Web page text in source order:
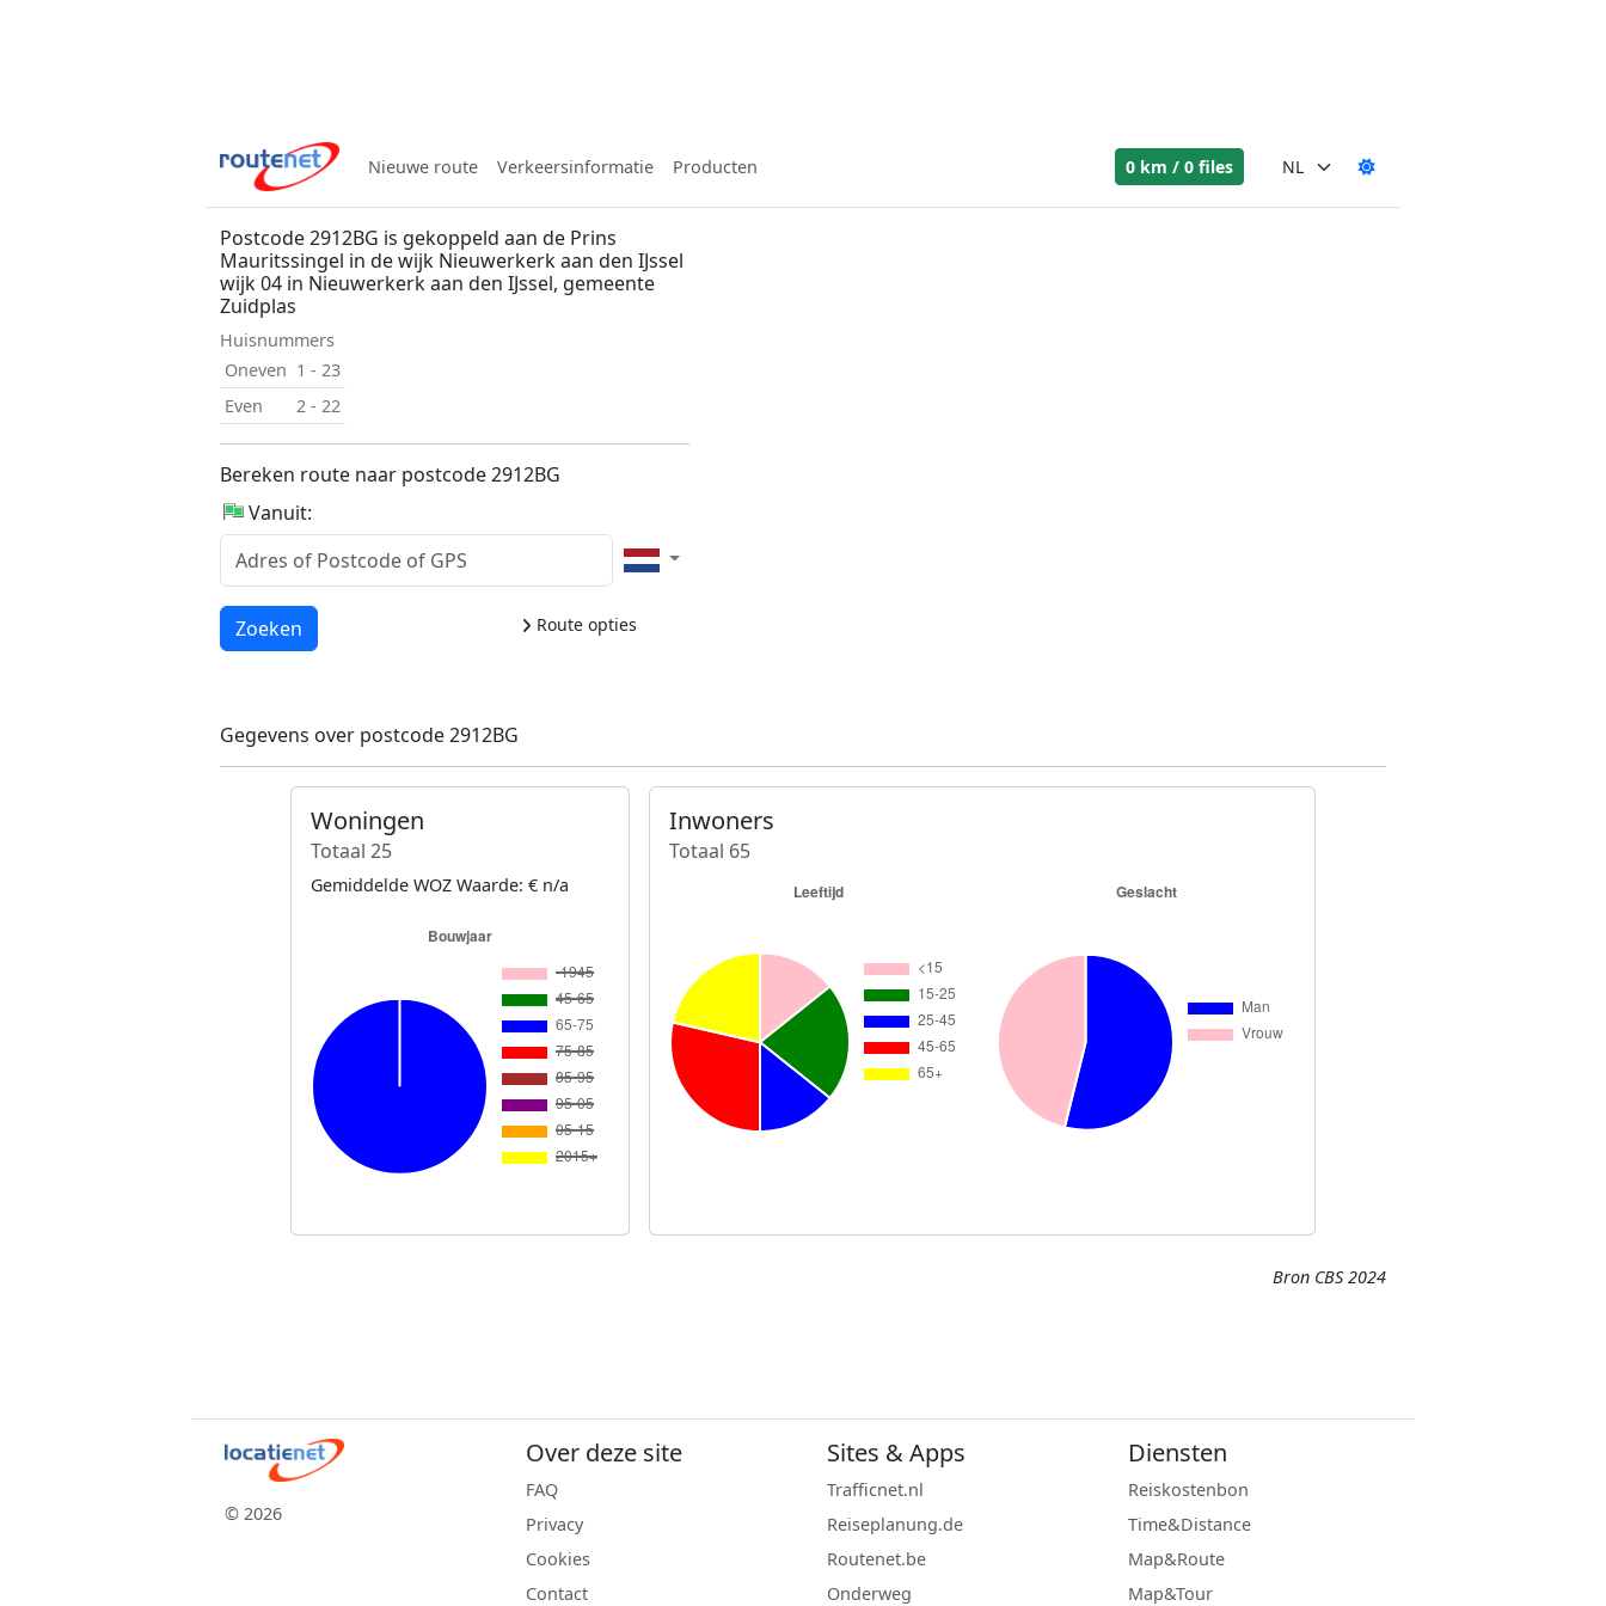
Nieuwe route Verkeersinformatie Producten 0 km / 0 files
Postcode 2912BG is gekoppeld aan de Prins
Mauritssingel in de wijk Nieuwerkerk aan den IJssel
wijk 04 in Nieuwerkerk aan den IJssel, gemeente
Zuidplas
Huisnummers
Oneven 1 - 23
Even
2 - 22
Bereken route naar postcode 2912BG
Vanuit:
Route opties
Laden...
Zoeken
Gegevens over postcode 2912BG
Woningen
Totaal 25
Gemiddelde WOZ Waarde: € n/a
Inwoners
Totaal 65
Bron CBS 2024
© 2026
Over deze site
FAQ
Privacy
Cookies
Contact
Sites & Apps
Trafficnet.nl
Reiseplanung.de
Routenet.be
Onderweg
Diensten
Reiskostenbon
Time&Distance
Map&Route
Map&Tour